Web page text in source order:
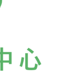
鴻說在保護古
當地居民生活
在當地，協助